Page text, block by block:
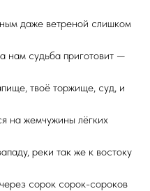
даже ветреной слишком
нам судьба приготовит —
твоё торжище, суд, и
на жемчужины лёгких
реки так же к востоку
сорок сорок-сороков